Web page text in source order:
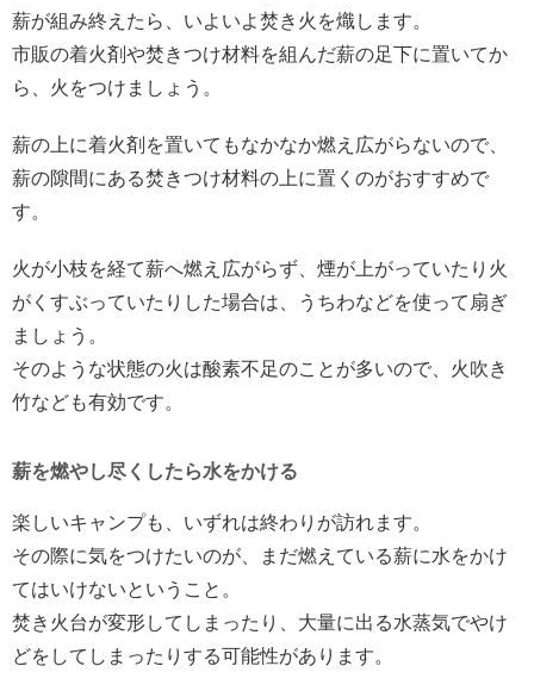
薪が組み終えたら、いよいよ焚き火を熾します。
市販の着火剤や焚きつけ材料を組んだ薪の足下に置いてか
ら、火をつけましょう。
薪の上に着火剤を置いてもなかなか燃え広がらないので、
薪の隙間にある焚きつけ材料の上に置くのがおすすめで
す。
火が小枝を経て薪へ燃え広がらず、煙が上がっていたり火
がくすぶっていたりした場合は、うちわなどを使って扇ぎ
ましょう。
そのような状態の火は酸素不足のことが多いので、火吹き
竹なども有効です。
薪を燃やし尽くしたら水をかける
楽しいキャンプも、いずれは終わりが訪れます。
その際に気をつけたいのが、まだ燃えている薪に水をかけ
てはいけないということ。
焚き火台が変形してしまったり、大量に出る水蒸気でやけ
どをしてしまったりする可能性があります。